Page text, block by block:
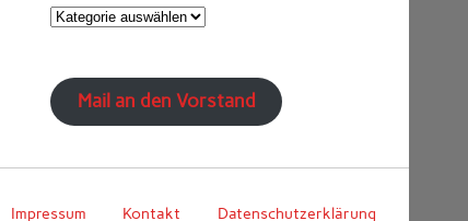
Kategorien
Mail an den Vorstand
Impressum Kontakt Datenschutzerklärung